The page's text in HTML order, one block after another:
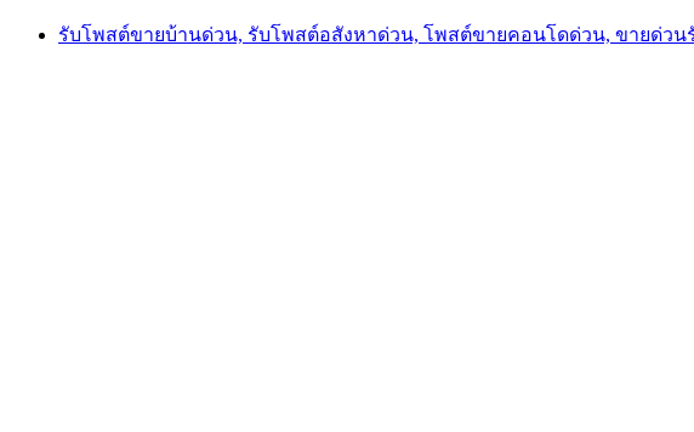
Skip
รับโพสต์ขายบ้านด่วน, รับโพสต์อสังหาด่วน, โพสต์ขายคอนโดด่วน, ขายด่วน